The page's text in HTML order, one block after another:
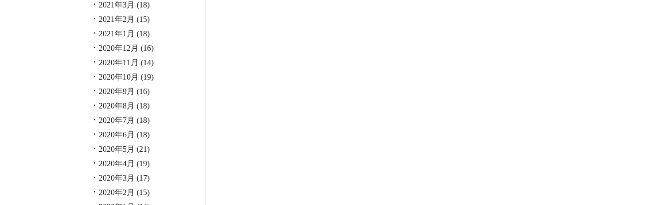
2021年3月 (18)
2021年2月 (15)
2021年1月 (18)
2020年12月 (16)
2020年11月 (14)
2020年10月 (19)
2020年9月 (16)
2020年8月 (18)
2020年7月 (18)
2020年6月 (18)
2020年5月 (21)
2020年4月 (19)
2020年3月 (17)
2020年2月 (15)